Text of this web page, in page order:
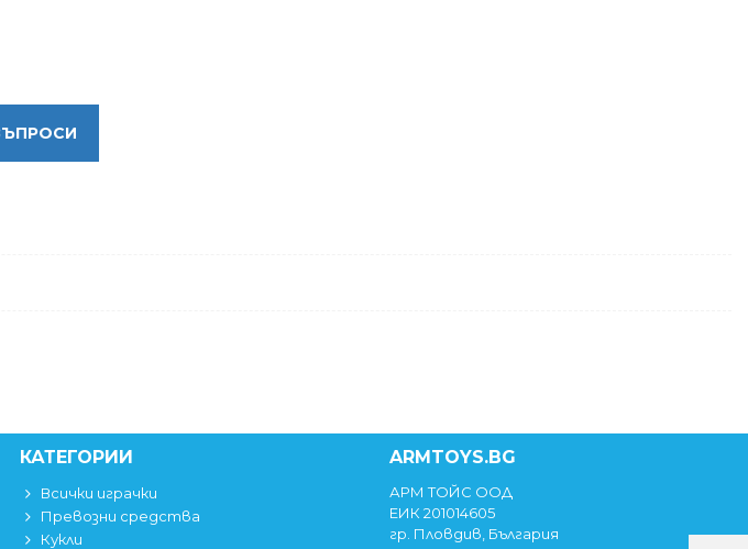
КАТЕГОРИИ
Всички играчки
Превозни средства
Кукли
ARMTOYS.BG
АРМ ТОЙС ООД
ЕИК 201014605
гр. Пловдив, България